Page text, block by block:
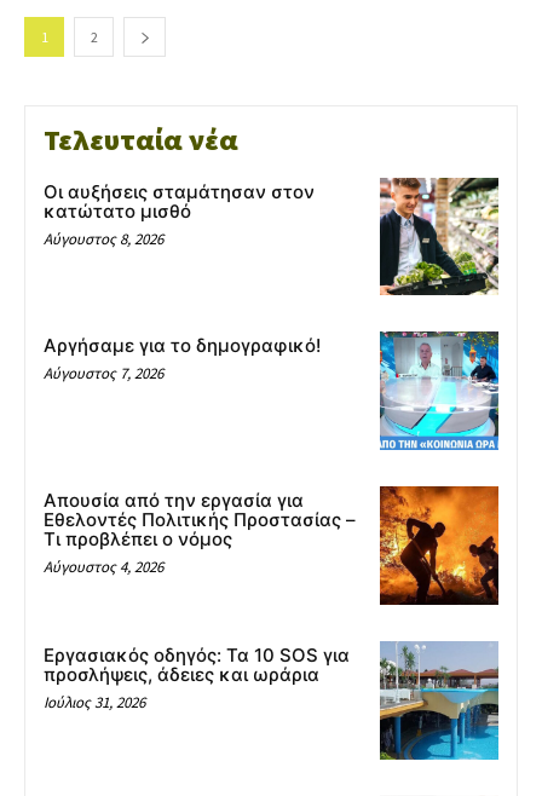
1 2
Τελευταία νέα
Οι αυξήσεις σταμάτησαν στον
κατώτατο μισθό
Αύγουστος 8, 2026
Αργήσαμε για το δημογραφικό!
Αύγουστος 7, 2026
Απουσία από την εργασία για
Εθελοντές Πολιτικής Προστασίας –
Τι προβλέπει ο νόμος
Αύγουστος 4, 2026
Εργασιακός οδηγός: Τα 10 SOS για
προσλήψεις, άδειες και ωράρια
Ιούλιος 31, 2026